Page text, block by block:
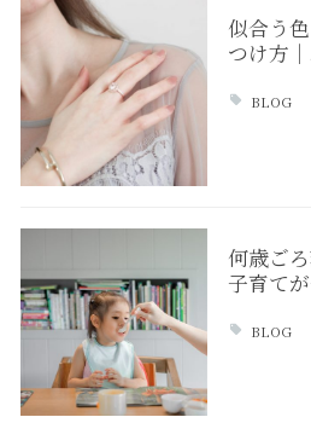
似合う
つけ方
BLOG
何歳ご
子育て
BLOG